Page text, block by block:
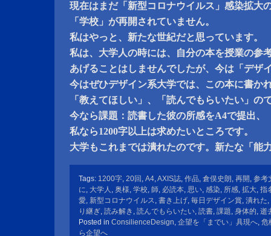
現在はまだ「新型コロナウイルス」感染拡大
「学校」が再開されていません。
私はやっと、新たな世紀だと思っています。
私は、大学人の時には、自分の本を授業の参
あげることはしませんでしたが、今は「デザ
今はぜひデザイン系大学では、この本に書か
「教えてほしい」、「読んでもらいたい」の
今なら課題：読書した彼の所感をA4で提出、
私なら1200字以上は求めたいところです。
大学もこれまでは潰れたのです。新たな「能
Tags: 1200字, 20回 , A4,AXIS誌, 作品, 倉俣史朗, 再開 , 参考
に, 大学人 , 奥様, 学校, 師, 必読本, 思い, 感染, 所感, 拡大, 指
愛, 新型コロナウイルス, 書き上げ, 毎日デザイン賞, 潰れた,
り継ぎ, 読み解き , 読んでもらいたい, 読書, 課題, 身体的, 逝
Posted in ConsilienceDesign, 企望を「までい」具現へ, 危
ら企望へ